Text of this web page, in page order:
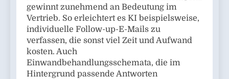
gewinnt zunehmend an Bedeutung im
Vertrieb. So erleichtert es KI beispielsweise,
individuelle Follow-up-E-Mails zu
verfassen, die sonst viel Zeit und Aufwand
kosten. Auch
Einwandbehandlungsschemata, die im
Hintergrund passende Antworten